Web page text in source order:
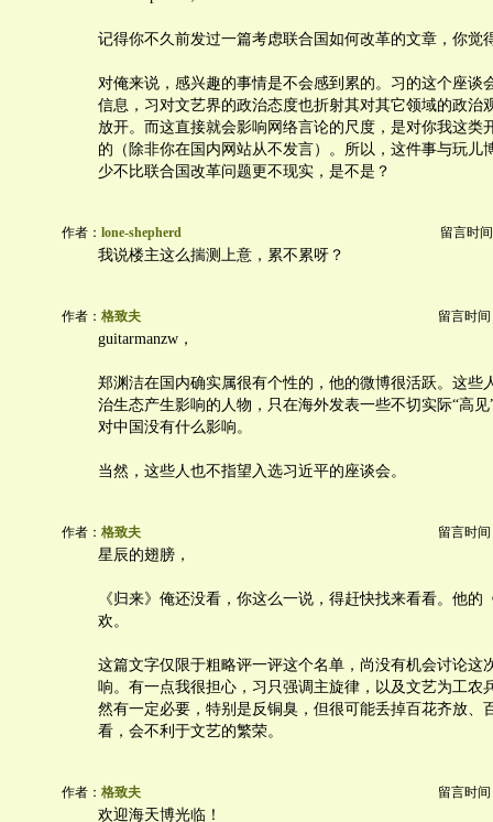
记得你不久前发过一篇考虑联合国如何改革的文章，你觉
对俺来说，感兴趣的事情是不会感到累的。习的这个座谈
信息，习对文艺界的政治态度也折射其对其它领域的政治
放开。而这直接就会影响网络言论的尺度，是对你我这类
的（除非你在国内网站从不发言）。所以，这件事与玩儿
少不比联合国改革问题更不现实，是不是？
作者： lone-shepherd 留言时
我说楼主这么揣测上意，累不累呀？
作者： 格致夫 留言时间
guitarmanzw，
郑渊洁在国内确实属很有个性的，他的微博很活跃。这些
治生态产生影响的人物，只在海外发表一些不切实际“高
对中国没有什么影响。
当然，这些人也不指望入选习近平的座谈会。
作者： 格致夫 留言时间
星辰的翅膀，
《归来》俺还没看，你这么一说，得赶快找来看看。他的
欢。
这篇文字仅限于粗略评一评这个名单，尚没有机会讨论这
响。有一点我很担心，习只强调主旋律，以及文艺为工农
然有一定必要，特别是反铜臭，但很可能丢掉百花齐放、
看，会不利于文艺的繁荣。
作者： 格致夫 留言时间
欢迎海天博光临！